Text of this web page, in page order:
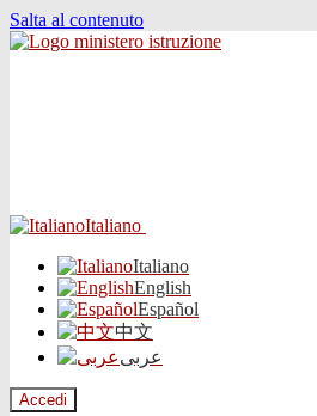
Salta al contenuto
Italiano
Italiano
English
Español
中文
عربى
Accedi